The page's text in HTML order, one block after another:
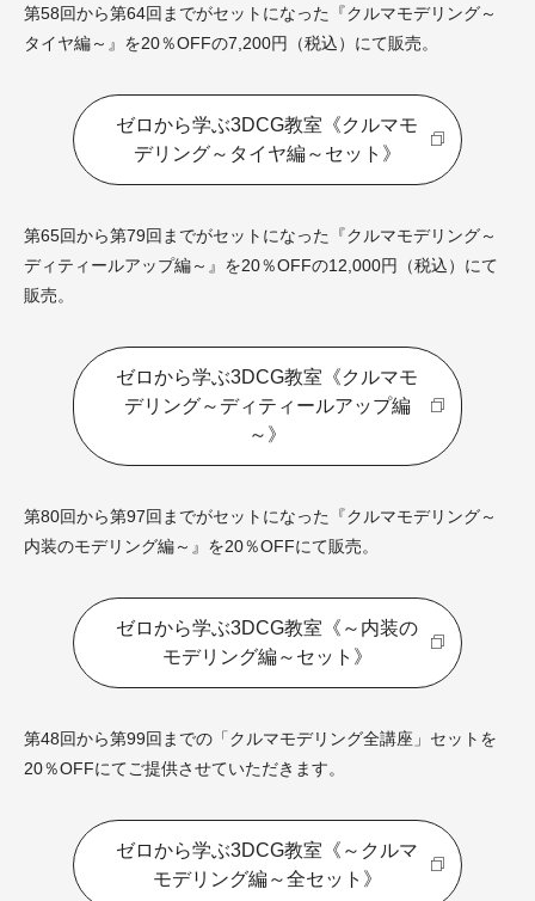
第58回から第64回までがセットになった『クルマモデリング～
タイヤ編～』を20％OFFの7,200円（税込）にて販売。
ゼロから学ぶ3DCG教室《クルマモ
デリング～タイヤ編～セット》
第65回から第79回までがセットになった『クルマモデリング～
ディティールアップ編～』を20％OFFの12,000円（税込）にて
販売。
ゼロから学ぶ3DCG教室《クルマモ
デリング～ディティールアップ編
～》
第80回から第97回までがセットになった『クルマモデリング～
内装のモデリング編～』を20％OFFにて販売。
ゼロから学ぶ3DCG教室《～内装の
モデリング編～セット》
第48回から第99回までの「クルマモデリング全講座」セットを
20％OFFにてご提供させていただきます。
ゼロから学ぶ3DCG教室《～クルマ
モデリング編～全セット》